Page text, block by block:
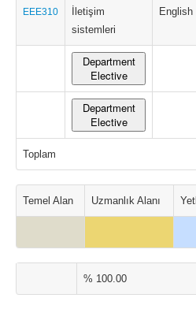
EEE310
İletişim
sistemleri
English
Department
Elective
Department
Elective
Toplam
Temel Alan Uzmanlık Alanı
% 100.00